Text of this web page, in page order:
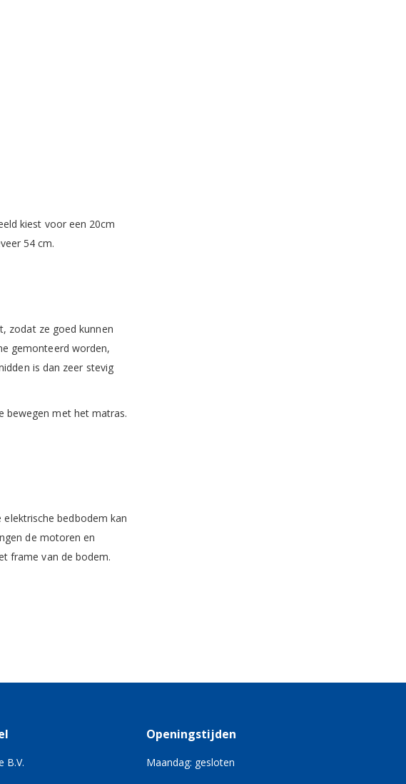
kiest voor een 20cm
54 cm.
zodat ze goed kunnen
gemonteerd worden,
is dan zeer stevig
bewegen met het matras.
bedbodem kan
de motoren en
frame van de bodem.
B.V.
Openingstijden
Maandag: gesloten